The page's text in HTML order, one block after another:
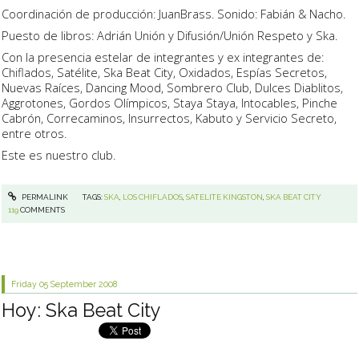
Coordinación de producción: JuanBrass. Sonido: Fabián & Nacho.
Puesto de libros: Adrián Unión y Difusión/Unión Respeto y Ska.
Con la presencia estelar de integrantes y ex integrantes de:
Chiflados, Satélite, Ska Beat City, Oxidados, Espías Secretos,
Nuevas Raíces, Dancing Mood, Sombrero Club, Dulces Diablitos,
Aggrotones, Gordos Olímpicos, Staya Staya, Intocables, Pinche
Cabrón, Correcaminos, Insurrectos, Kabuto y Servicio Secreto,
entre otros.
Este es nuestro club.
PERMALINK TAGS:SKA LOS CHIFLADOS, SATELITE KINGSTON SKA BEAT CITY
119COMMENTS
Friday 05 September 2008
Hoy: Ska Beat City